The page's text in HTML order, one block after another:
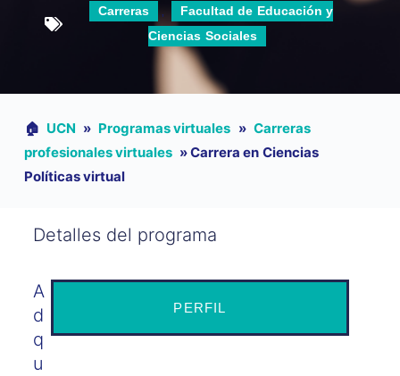
Carreras
Facultad de Educación y
Ciencias Sociales
🏠︎ UCN » Programas virtuales » Carreras
profesionales virtuales »Carrera en Ciencias
Políticas virtual
Detalles del programa
PERFIL
A
d
q
u